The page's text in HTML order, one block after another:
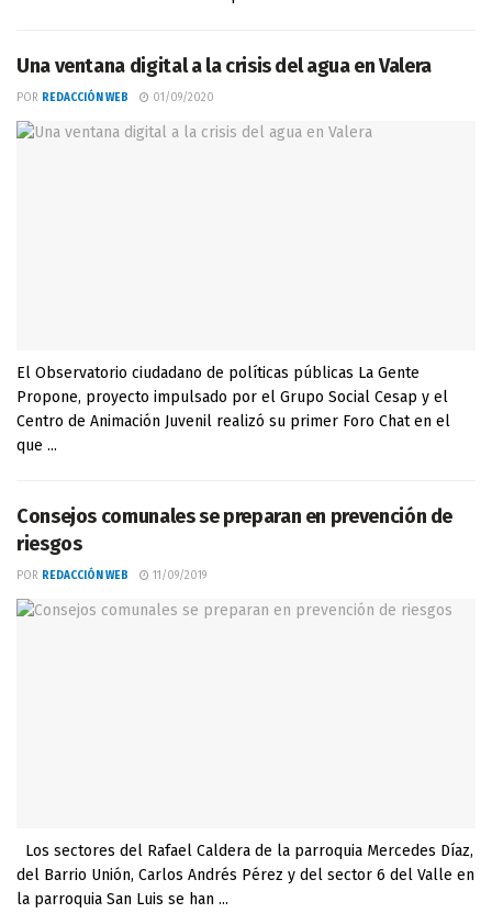
Una ventana digital a la crisis del agua en Valera
POR REDACCIÓN WEB 01/09/2020
El Observatorio ciudadano de políticas públicas La Gente
Propone, proyecto impulsado por el Grupo Social Cesap y el
Centro de Animación Juvenil realizó su primer Foro Chat en el
que ...
Consejos comunales se preparan en prevención de
riesgos
POR REDACCIÓN WEB 11/09/2019
Los sectores del Rafael Caldera de la parroquia Mercedes Díaz,
del Barrio Unión, Carlos Andrés Pérez y del sector 6 del Valle en
la parroquia San Luis se han ...